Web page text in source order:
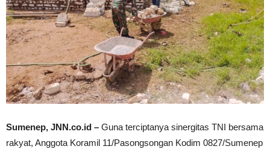
Sumenep, JNN.co.id – Guna terciptanya sinergitas TNI bersama
rakyat, Anggota Koramil 11/Pasongsongan Kodim 0827/Sumenep